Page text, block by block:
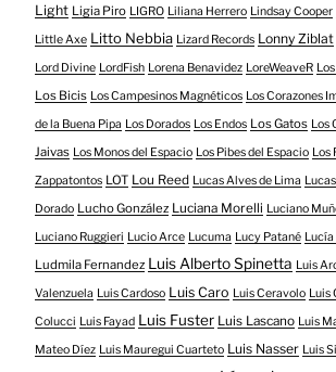
Light Ligia Piro LIGRO Liliana Herrero Lindsay Cooper
Little Axe Litto Nebbia Lizard Records Lonny Ziblat
Lord Divine LordFish Lorena Benavidez LoreWeaveR
Los Bicis Los Campesinos Magnéticos Los Corazones
de la Buena Pipa Los Dorados Los Endos Los Gatos Los
Jaivas Los Monos del Espacio Los Pibes del Espacio Los
Zappatontos LOT Lou Reed Lucas Alves de Lima
Dorado Lucho González Luciana Morelli Luciano
Luciano Ruggieri Lucio Arce Lucuma Lucy Patané
Ludmila Fernandez Luis Alberto Spinetta Luis
Valenzuela Luis Cardoso Luis Caro Luis Ceravolo Luis
Colucci Luis Fayad Luis Fuster Luis Lascano Luis
Mateo Díez Luis Mauregui Cuarteto Luis Nasser Luis